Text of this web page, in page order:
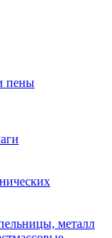
пены
металл